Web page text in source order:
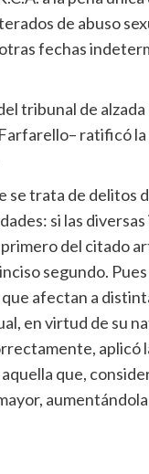
de abuso
fechas
tribunal de
ratificó
trata de delitos
si las
del citado
segundo.
afectan a
en virtud de su
aplicó
que,